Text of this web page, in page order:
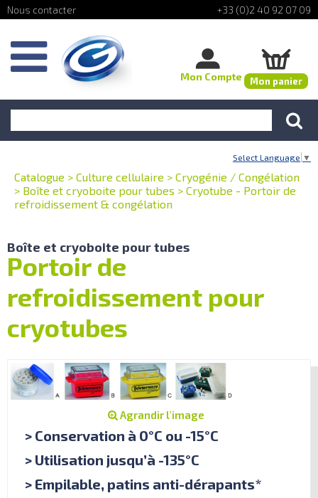
+33 (0)2 40 92 07 09
Mon Compte Mon panier
Select Language ▼
Catalogue > Culture cellulaire > Cryogénie / Congélation
> Boîte et cryoboite pour tubes > Cryotube - Portoir de
refroidissement & congélation
Boîte et cryoboite pour tubes
Portoir de
refroidissement pour
cryotubes
Agrandir l'image
> Conservation à 0°C ou -15°C
> Utilisation jusqu’à -135°C
> Empilable, patins anti-dérapants*